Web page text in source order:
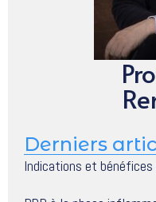
Derniers
Indications et bénéfices